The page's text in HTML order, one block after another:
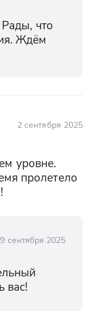
что
Ждём
2 сентября 2025
уровне.
пролетело
9 сентября 2025
вас!